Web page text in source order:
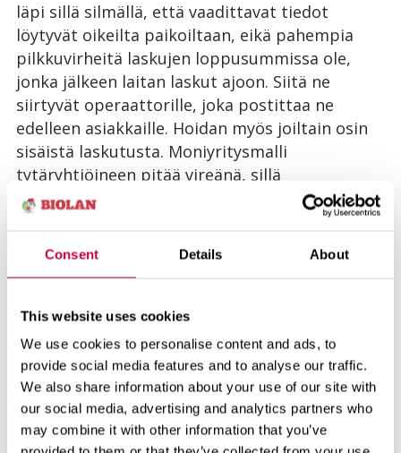
Consent Details About
This website uses cookies
We use cookies to personalise content and ads, to
provide social media features and to analyse our traffic.
We also share information about your use of our site with
our social media, advertising and analytics partners who
may combine it with other information that you’ve
läpi sillä silmällä, että vaadittavat tiedot
löytyvät oikeilta paikoiltaan, eikä pahempia
pilkkuvirheitä laskujen loppusummissa ole,
jonka jälkeen laitan laskut ajoon. Siitä ne
siirtyvät operaattorille, joka postittaa ne
edelleen asiakkaille. Hoidan myös joiltain osin
sisäistä laskutusta. Moniyritysmalli
tytäryhtiöineen pitää vireänä, sillä
laskutettavaa ja selvitettävää aina riittää.
samanlaista päivää ei juuri ole.
Biolanilla?
Yleensä työpäivät ovat hauskoja, kahvitunnit ja
lounastauot etenkin! Hauskoja tapauksia
vuosien varrella on ollut monia, riittäisi
melkeinpä kirjaksi saakka. Mainittakoon vaikka